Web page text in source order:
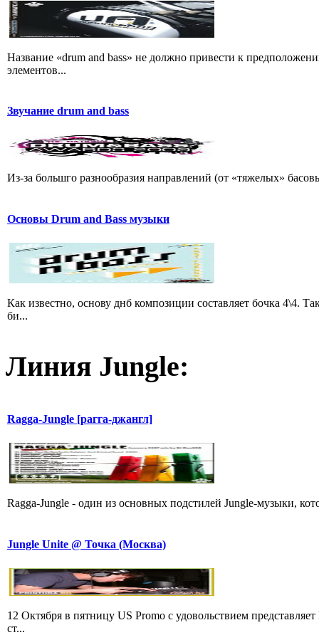
Название «drum and bass» не должно привести к
элементов...
Звучание drum and bass
Из-за большго разнообразия направлений (от «тяжелых»
Основы Drum and Bass музыки
Как известно, основу днб композиции составляет бочка 4\4.
би...
Линия Jungle:
Ragga-Jungle [рагга-джангл]
Ragga-Jungle - один из основных подстилей Jungle-музыки,
Jungle Unite @ Точка (Москва)
12 Октября в пятницу US Promo с удовольствием
ст...